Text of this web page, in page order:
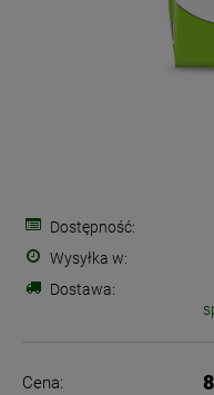
Dostępność:
Wysyłka w:
Dostawa:
Cena nie zawiera
Cena: